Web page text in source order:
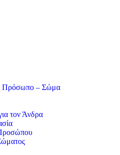
Πρόσωπο – Σώμα
τον Άνδρα